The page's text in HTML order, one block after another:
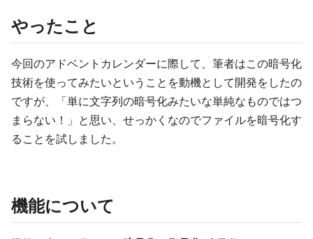
やったこと
今回のアドベントカレンダーに際して、筆者はこの暗号化
技術を使ってみたいということを動機として開発をしたの
ですが、「単に文字列の暗号化みたいな単純なものではつ
まらない！」と思い、せっかくなのでファイルを暗号化す
ることを試しました。
機能について